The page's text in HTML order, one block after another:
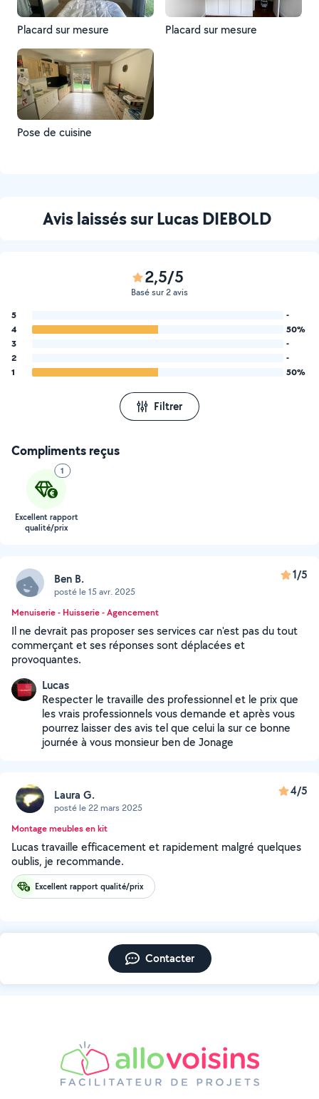
Placard sur mesure Placard sur mesure
Pose de cuisine
Avis laissés sur Lucas DIEBOLD
2,5/5
Basé sur 2 avis
5
-
4
50%
3
-
2
-
1
50%
Filtrer
Compliments reçus
1
Excellent rapport
qualité/prix
Ben B.
posté le 15 avr. 2025
1/5
Menuiserie - Huisserie - Agencement
Il ne devrait pas proposer ses services car n'est pas du tout
commerçant et ses réponses sont déplacées et
provoquantes.
Lucas
Respecter le travaille des professionnel et le prix que
les vrais professionnels vous demande et après vous
pourrez laisser des avis tel que celui la sur ce bonne
journée à vous monsieur ben de Jonage
Laura G.
posté le 22 mars 2025
4/5
Montage meubles en kit
Lucas travaille efficacement et rapidement malgré quelques
oublis, je recommande.
Excellent rapport qualité/prix
Contacter